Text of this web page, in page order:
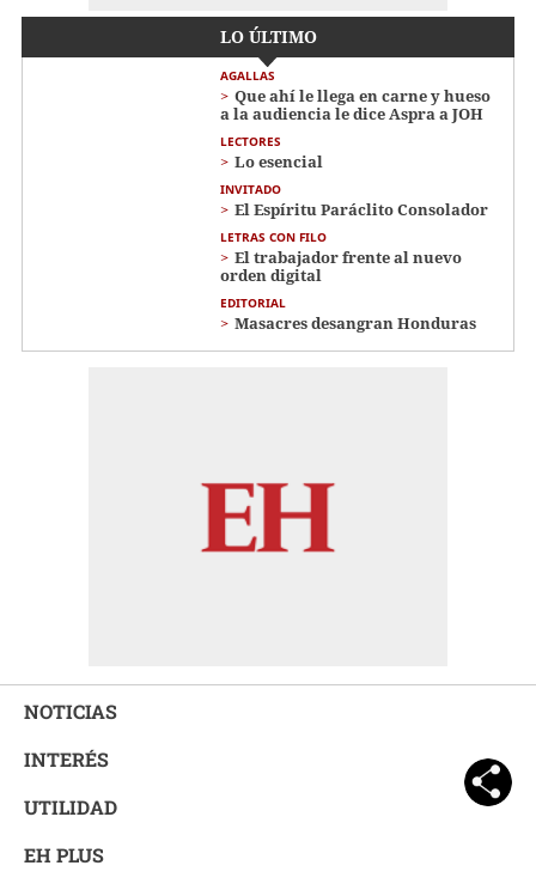
LO ÚLTIMO
AGALLAS
Que ahí le llega en carne y hueso
a la audiencia le dice Aspra a JOH
LECTORES
Lo esencial
INVITADO
El Espíritu Paráclito Consolador
LETRAS CON FILO
El trabajador frente al nuevo
orden digital
EDITORIAL
Masacres desangran Honduras
NOTICIAS
INTERÉS
UTILIDAD
EH PLUS